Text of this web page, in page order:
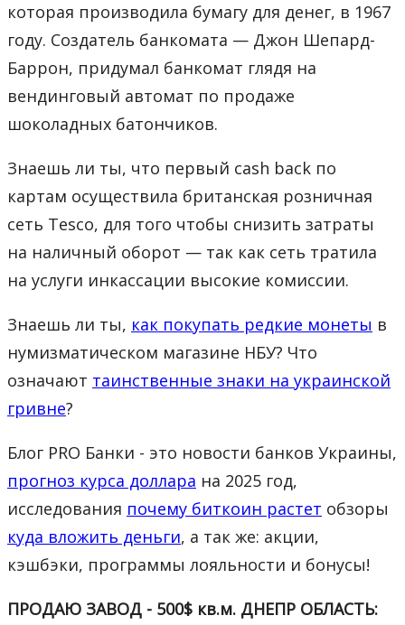
которая производила бумагу для денег, в 1967
году. Создатель банкомата — Джон Шепард-
Баррон, придумал банкомат глядя на
вендинговый автомат по продаже
шоколадных батончиков.
Знаешь ли ты, что первый cash back по
картам осуществила британская розничная
сеть Tesco, для того чтобы снизить затраты
на наличный оборот — так как сеть тратила
на услуги инкассации высокие комиссии.
Знаешь ли ты, как покупать редкие монеты в
нумизматическом магазине НБУ? Что
означают таинственные знаки на украинской
гривне?
Блог PRO Банки - это новости банков Украины,
прогноз курса доллара на 2025 год,
исследования почему биткоин растет обзоры
куда вложить деньги, а так же: акции,
кэшбэки, программы лояльности и бонусы!
ПРОДАЮ ЗАВОД - 500$ кв.м. ДНЕПР ОБЛАСТЬ: